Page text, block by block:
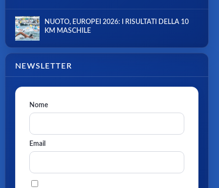
NUOTO, EUROPEI 2026: I RISULTATI DELLA 10
KM MASCHILE
NEWSLETTER
Nome
Email